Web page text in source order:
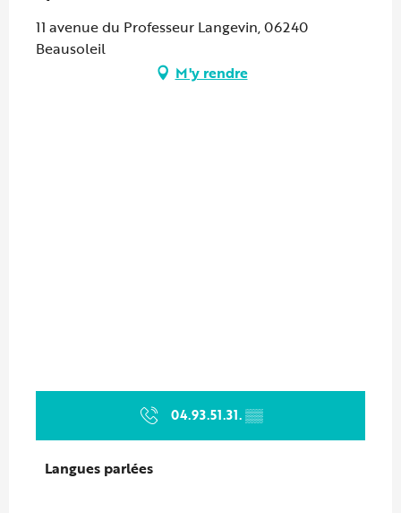
11 avenue du Professeur Langevin, 06240
Beausoleil
M'y rendre
04.93.51.31.▒▒
Langues parlées
Langues parlées